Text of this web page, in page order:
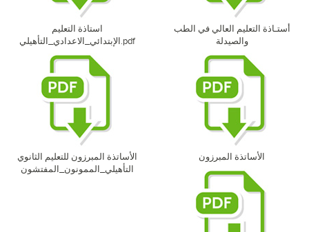
استاذة التعليم
الإبتدائي_الاعدادي_التأهيلي.pdf
أستـاذة التعليم العالي في الطب
والصيدلة
الأساتذة المبرزون للتعليم الثانوي
التأهيلي_الممونون_المفتشون
الأساتذة المبرزون